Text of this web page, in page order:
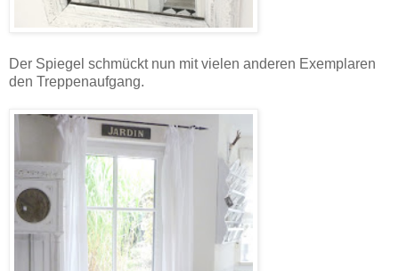
Der Spiegel schmückt nun mit vielen anderen Exemplaren
den Treppenaufgang.